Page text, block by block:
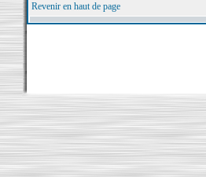
Revenir en haut de page